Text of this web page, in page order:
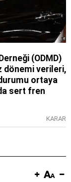
(ODMD)
dönemi verileri,
ortaya
sert fren
KARAR